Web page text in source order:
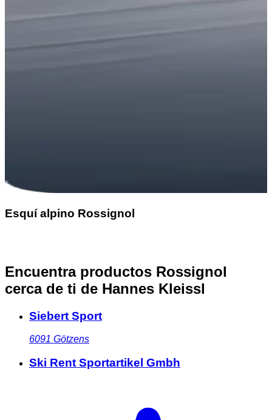
Esquí alpino Rossignol
Encuentra productos Rossignol
cerca de ti de Hannes Kleissl
Siebert Sport
6091 Götzens
Ski Rent Sportartikel Gmbh